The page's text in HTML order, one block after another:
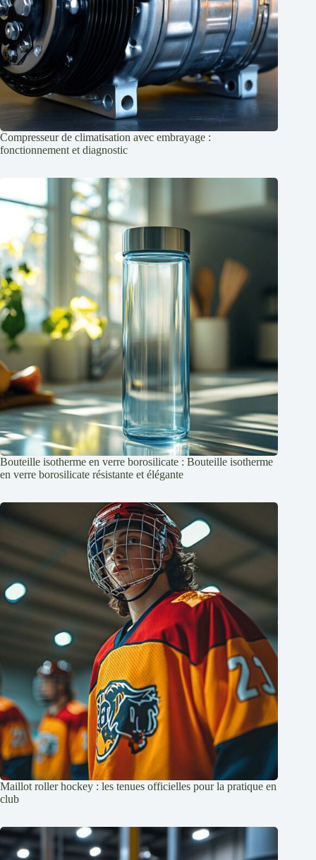
Compresseur de climatisation avec embrayage :
fonctionnement et diagnostic
Bouteille isotherme en verre borosilicate : Bouteille isotherme
en verre borosilicate résistante et élégante
Maillot roller hockey : les tenues officielles pour la pratique en
club